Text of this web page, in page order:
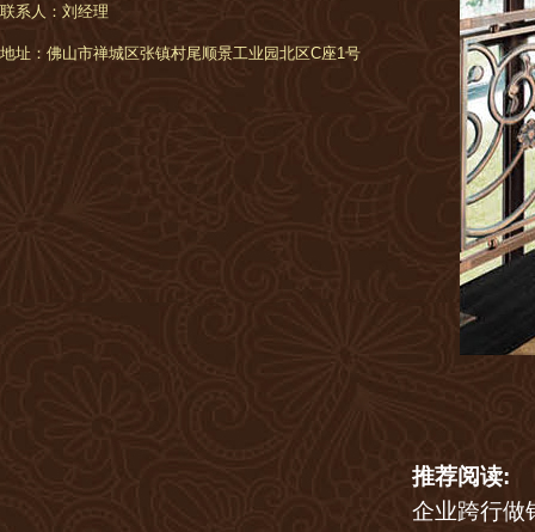
联系人：刘经理
地址：佛山市禅城区张镇村尾顺景工业园北区C座1号
推荐阅读:
企业跨行做